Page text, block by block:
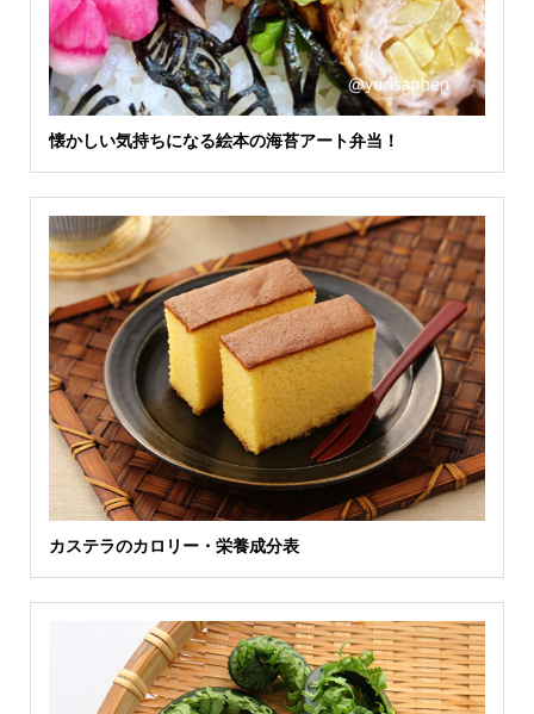
懐かしい気持ちになる絵本の海苔アート弁当！
カステラのカロリー・栄養成分表